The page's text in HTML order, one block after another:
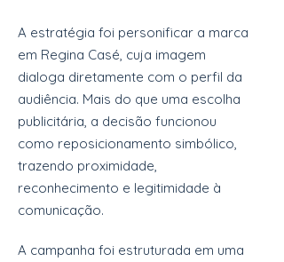
A estratégia foi personificar a marca
em Regina Casé, cuja imagem
dialoga diretamente com o perfil da
audiência. Mais do que uma escolha
publicitária, a decisão funcionou
como reposicionamento simbólico,
trazendo proximidade,
reconhecimento e legitimidade à
comunicação.
A campanha foi estruturada em uma